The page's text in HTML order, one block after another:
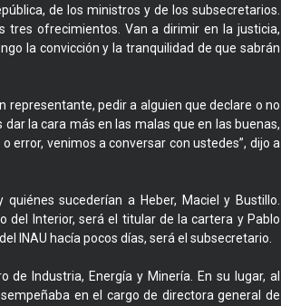
de los ministros y de los subsecretarios.
tres ofrecimientos. Van a dirimir en la justicia,
la convicción y la tranquilidad de que sabrán
representante, pedir a alguien que declare o no
la cara más en las malas que en las buenas,
error, venimos a conversar con ustedes”, dijo a
sucederían a Heber, Maciel y Bustillo.
del Interior, será el titular de la cartera y Pablo
INAU hacía pocos días, será el subsecretario.
de Industria, Energía y Minería. En su lugar, al
en el cargo de directora general de